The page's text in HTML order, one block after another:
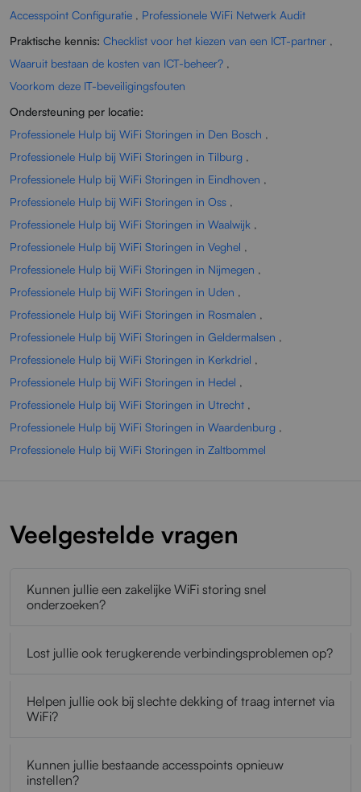
Accesspoint Configuratie , Professionele WiFi Netwerk Audit
Praktische kennis: Checklist voor het kiezen van een ICT-partner ,
Waaruit bestaan de kosten van ICT-beheer? ,
Voorkom deze IT-beveiligingsfouten
Ondersteuning per locatie:
Professionele Hulp bij WiFi Storingen in Den Bosch ,
Professionele Hulp bij WiFi Storingen in Tilburg ,
Professionele Hulp bij WiFi Storingen in Eindhoven ,
Professionele Hulp bij WiFi Storingen in Oss ,
Professionele Hulp bij WiFi Storingen in Waalwijk ,
Professionele Hulp bij WiFi Storingen in Veghel ,
Professionele Hulp bij WiFi Storingen in Nijmegen ,
Professionele Hulp bij WiFi Storingen in Uden ,
Professionele Hulp bij WiFi Storingen in Rosmalen ,
Professionele Hulp bij WiFi Storingen in Geldermalsen ,
Professionele Hulp bij WiFi Storingen in Kerkdriel ,
Professionele Hulp bij WiFi Storingen in Hedel ,
Professionele Hulp bij WiFi Storingen in Utrecht ,
Professionele Hulp bij WiFi Storingen in Waardenburg ,
Professionele Hulp bij WiFi Storingen in Zaltbommel
Veelgestelde vragen
Kunnen jullie een zakelijke WiFi storing snel
onderzoeken?
Lost jullie ook terugkerende verbindingsproblemen op?
Helpen jullie ook bij slechte dekking of traag internet via
WiFi?
Kunnen jullie bestaande accesspoints opnieuw
instellen?